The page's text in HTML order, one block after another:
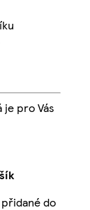
cena košíku
pro Vás
do